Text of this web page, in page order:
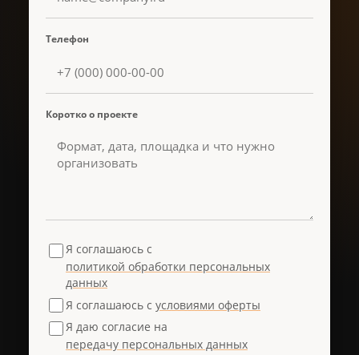
Телефон
Коротко о проекте
Я соглашаюсь с
политикой обработки персональных
данных
Я соглашаюсь с условиями оферты
Я даю согласие на
передачу персональных данных